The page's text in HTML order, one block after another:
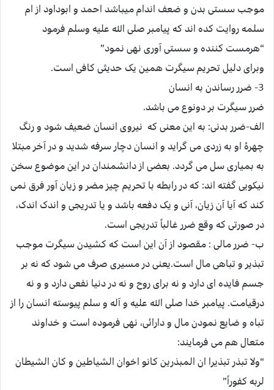
موجب سستی بدن و ضعف اندام میباشد احمد و ابوداود از ام
سلمه روایت کده اند که پیامبر صلی الله علیه وسلم فرمود
“هرمست کننده و سستی آوری نهی نمود”
وبرای دلیل تحریم سیگرت همین یک حدیثی کافی است.
3- ضرر رساندن به انسان
ضرر سیگرت بر دونوع می باشد.
الف-ضرر بدنی: به این معنی که نیروی انسان ضعیف شود و رنگ
چهرۀ او به زردی می گراید و انسان دچار سرفه شدید و در آخر مبتلا
به بمیاری سل می گردد. بعضی از دانشمندان در این موضوع سخن
نیکویی گفته اند: که در رابطه با تحریم چیز مضر و زیان آور فرق نمی
کند که آیا آن زیان، آنی و یک دفعه باشد و یا تدریجی و اندک اندک،
در صورتی که وقع ضرر غالباً تدریجی است.
ب- ضرر مالی : مقصود از آن این است که کشیدن سیگرت موجب
تبذیر و تباهی مال است.یعنی در مسیری صرف می شود که نه بر
جسم فایده ای دارد و نه برای روح و نه در دنیا نفعی دارد و و نه
درقیامت. پیامبر خدا صلی الله علیه و آله و سلم پیوسته انسان را از
تباه و ضایع نمودن مال و دارائی، نهی فرموده است و خداوند
متعال هم می فرمایند:
“ولا تبذر تبذیرا ان المبذرین کانو اخوان الشیاطین و کان الشیطان
لربه کفوراً”